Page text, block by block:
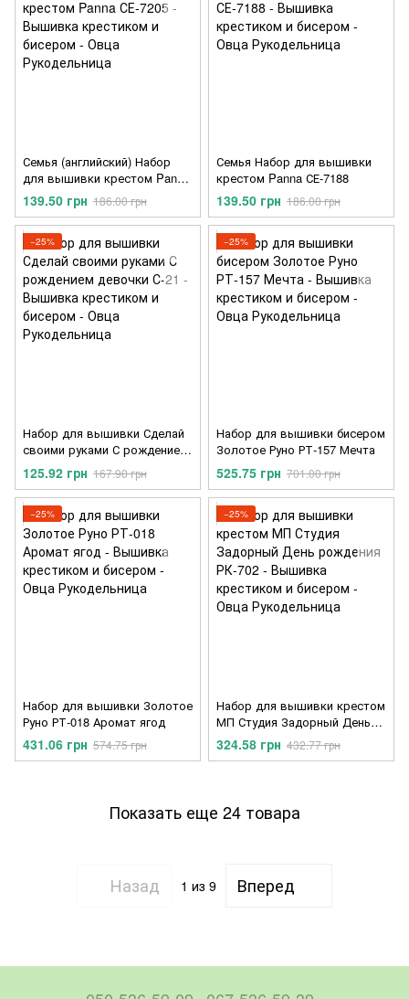
Семья (английский) Набор
для вышивки крестом Panna
СЕ-7205
139.50 грн 186.00 грн
Семья Набор для вышивки
крестом Panna СЕ-7188
139.50 грн 186.00 грн
−25%
Набор для вышивки Сделай
своими руками С рождением
девочки С-21
125.92 грн 167.90 грн
−25%
Набор для вышивки бисером
Золотое Руно РТ-157 Мечта
525.75 грн 701.00 грн
−25%
Набор для вышивки Золотое
Руно РТ-018 Аромат ягод
431.06 грн 574.75 грн
−25%
Набор для вышивки крестом
МП Студия Задорный День
рождения РК-702
324.58 грн 432.77 грн
Показать еще 24 товара
Назад 1 из 9 Вперед